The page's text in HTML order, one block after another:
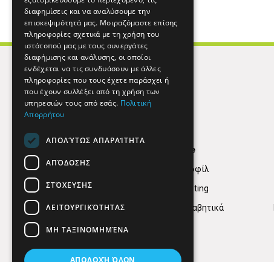
Find Here
Εταιρικό Προφίλ
Digital marketing
Κατηγορίες Αλφαβητικά
διαφημίσεις και να αναλύσουμε την
επισκεψιμότητά μας. Μοιραζόμαστε επίσης
πληροφορίες σχετικά με τη χρήση του
ιστότοπού μας με τους συνεργάτες
διαφήμισης και ανάλυσης, οι οποίοι
ενδέχεται να τις συνδυάσουν με άλλες
πληροφορίες που τους έχετε παράσχει ή
που έχουν συλλέξει από τη χρήση των
υπηρεσιών τους από εσάς. Πολιτική
Απορρήτου
ΑΠΟΛΎΤΩΣ ΑΠΑΡΑΊΤΗΤΑ
ΑΠΌΔΟΣΗΣ
ΣΤΌΧΕΥΣΗΣ
ΛΕΙΤΟΥΡΓΙΚΌΤΗΤΑΣ
ΜΗ ΤΑΞΙΝΟΜΗΜΈΝΑ
ΑΠΟΔΟΧΉ ΌΛΩΝ